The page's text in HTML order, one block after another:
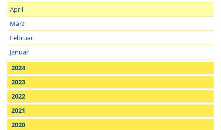
April
März
Februar
Januar
2024
2023
2022
2021
2020